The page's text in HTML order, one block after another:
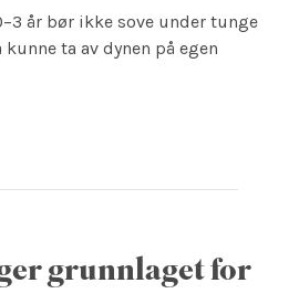
år bør ikke sove under tunge
ta av dynen på egen
grunnlaget for